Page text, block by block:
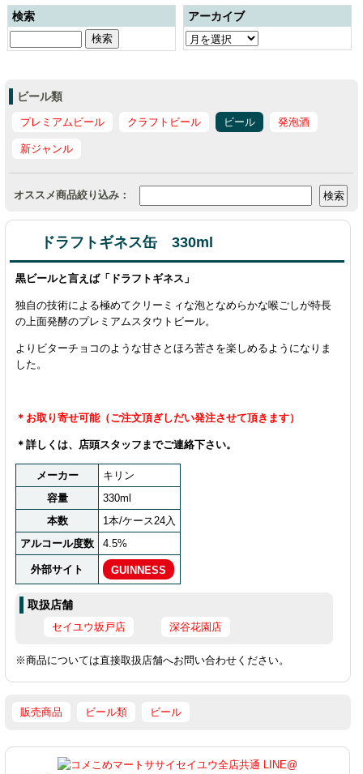
検索 アーカイブ
ビール類
プレミアムビール クラフトビール ビール 発泡酒
新ジャンル
オススメ商品絞り込み：
ドラフトギネス缶 330ml
黒ビールと言えば「ドラフトギネス」
独自の技術による極めてクリーミィな泡となめらかな喉ごしが特長
の上面発酵のプレミアムスタウトビール。
よりビターチョコのような甘さとほろ苦さを楽しめるようになりま
した。
＊お取り寄せ可能（ご注文頂ぎしだい発注させて頂きます）
＊詳しくは、店頭スタッフまでご連絡下さい。
メーカー
キリン
容量
330ml
本数
1本/ケース24入
アルコール度数
4.5%
外部サイト GUINNESS
取扱店舗
セイユウ坂戸店 深谷花園店
※商品については直接取扱店舗へお問い合わせください。
販売商品 ビール類 ビール